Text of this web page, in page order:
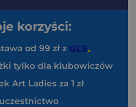
korzyści:
od 99 zł z
tylko dla klubowiczów
Art Ladies za 1 zł